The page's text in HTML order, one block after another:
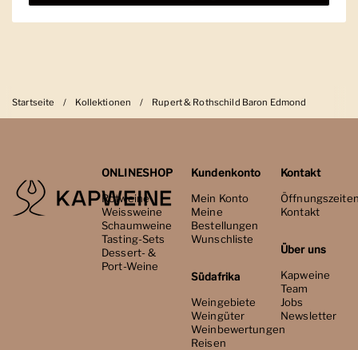
Startseite / Kollektionen / Rupert & Rothschild Baron Edmond
ONLINESHOP
Rotweine
Weissweine
Schaumweine
Tasting-Sets
Dessert- &
Port-Weine
Kundenkonto
Mein Konto
Meine
Bestellungen
Wunschliste
Südafrika
Weingebiete
Weingüter
Weinbewertungen
Reisen
Kontakt
Kontakt
Über uns
Kapweine
Team
Jobs
Newsletter